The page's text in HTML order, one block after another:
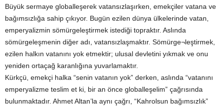
Büyük sermaye globalleşerek vatansızlaşırken, emekçiler vatana ve
bağımsızlığa sahip çıkıyor. Bugün ezilen dünya ülkelerinde vatan,
emperyalizmin sömürgeleştirmek istediği topraktır. Aslında
sömürgeleşmenin diğer adı, vatansızlaşmaktır. Sömürge¬leştirmek,
ezilen halkın vatanını yok etmektir; ulusal devletini yıkmak ve onu
yeniden ortaçağ karanlığına yuvarlamaktır.
Kürkçü, emekçi halka “senin vatanın yok” derken, aslında “vatanını
emperyalizme teslim et ki, bir an önce globalleşelim” çağrısında
bulunmaktadır. Ahmet Altan’la aynı çağrı, “Kahrolsun bağımsızlık”